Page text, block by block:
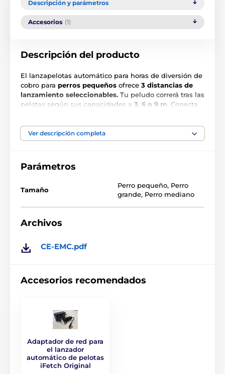
Descripción y parámetros
Accesorios (1)
Descripción del producto
El lanzapelotas automático para horas de diversión de
cobro para perros pequeños ofrece 3 distancias de
lanzamiento seleccionables. Tu peludo correrá tras las
pelotas según sus capacidades a 3, 6 o 9 m . Conecta
silenciosa,por lo que también lo apreciarán los
dueños de perros más miedosos.
Diversión automática para perros, apta
para cualquier lugar
Ver descripción completa
Parámetros
Tamaño
Perro pequeño, Perro
grande, Perro mediano
Archivos
CE-EMC.pdf
Accesorios recomendados
Adaptador de red para
el lanzador
automático de pelotas
iFetch Original